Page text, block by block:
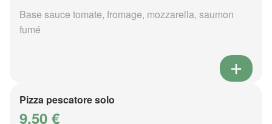
Base sauce tomate, fromage, mozzarella, saumon
fumé
Pizza pescatore solo
9.50 €